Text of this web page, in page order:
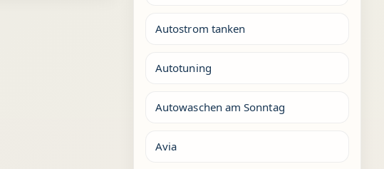
Autostrom tanken
Autotuning
Autowaschen am Sonntag
Avia